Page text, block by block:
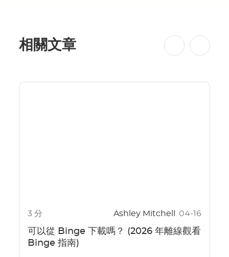
相關文章
3 分 Ashley Mitchell 04-16
可以從 Binge 下載嗎？ (2026 年離線觀看
Binge 指南)